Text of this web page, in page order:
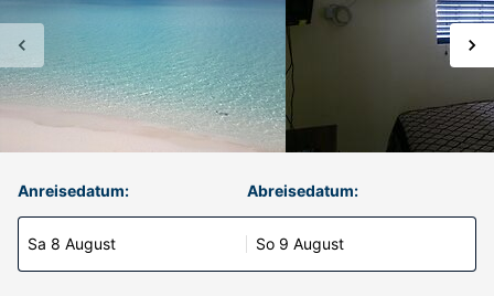
Anreisedatum:
Sa 8 August
Abreisedatum:
So 9 August